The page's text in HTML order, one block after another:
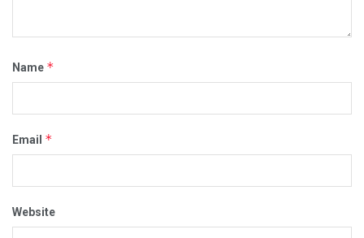
Name *
Email *
Website